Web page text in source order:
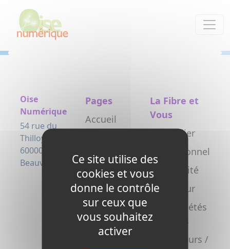
Oise
Numérique
54 rue du
Thilloy
60000
Beauvais
Pages
Accueil
Testez
votre
éligibilité
Actualités
L’arrivée de
la fibre
La Fibre et
Vous
Particulier
Professionnel
Collectivité
Opérateur
Copropriétés
/ syndics
Promoteurs /
Panneau de gestion des cookies
Ce site utilise des
cookies et vous
donne le contrôle
sur ceux que
vous souhaitez
activer